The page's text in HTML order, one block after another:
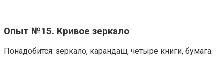
Опыт №15. Кривое зеркало
Понадобится: зеркало, карандаш, четыре книги, бумага.